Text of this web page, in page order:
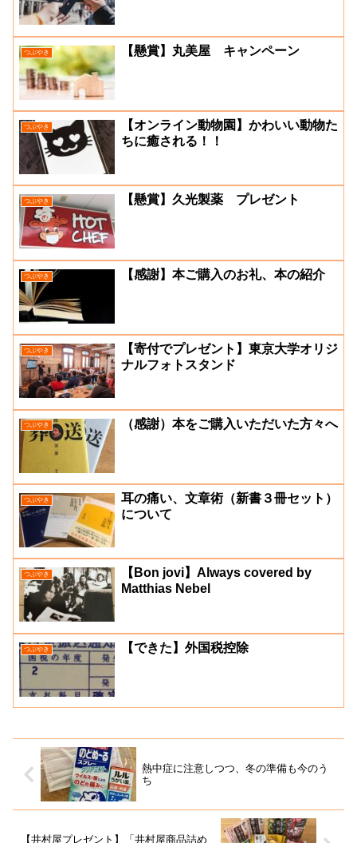
つぶやき 【懸賞】丸美屋 キャンペーン
つぶやき
【オンライン動物園】かわいい動物た
ちに癒される！！
つぶやき 【懸賞】久光製薬 プレゼント
つぶやき 【感謝】本ご購入のお礼、本の紹介
つぶやき
【寄付でプレゼント】東京大学オリジ
ナルフォトスタンド
つぶやき （感謝）本をご購入いただいた方々へ
つぶやき
耳の痛い、文章術（新書３冊セット）
について
つぶやき
【Bon jovi】Always covered by
Matthias Nebel
つぶやき 【できた】外国税控除
熱中症に注意しつつ、冬の準備も今のう
ち
【井村屋プレゼント】「井村屋商品詰め